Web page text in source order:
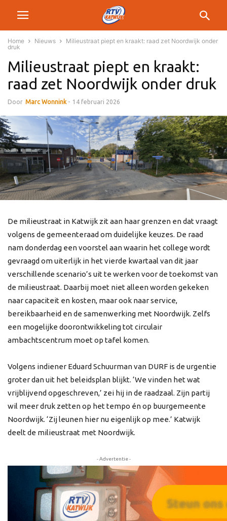
Home Nieuws
Milieustraat piept en kraakt: raad zet Noordwijk onder
druk
Milieustraat piept en kraakt:
raad zet Noordwijk onder druk
Door Marc Wonnink - 14 februari 2026
De milieustraat in Katwijk zit aan haar grenzen en dat vraagt
volgens de gemeenteraad om duidelijke keuzes. De raad
nam donderdag een voorstel aan waarin het college wordt
gevraagd om uiterlijk in het vierde kwartaal van dit jaar
verschillende scenario’s uit te werken voor de toekomst van
de milieustraat. Daarbij moet niet alleen worden gekeken
naar capaciteit en kosten, maar ook naar service,
bereikbaarheid en de samenwerking met Noordwijk. Zelfs
een mogelijke doorontwikkeling tot circulair
ambachtscentrum moet op tafel komen.
Volgens indiener Eduard Schuurman van DURF is de urgentie
groter dan uit het beleidsplan blijkt. ‘We vinden het wat
vrijblijvend opgeschreven,’ zei hij in de raadzaal. Zijn partij
wil meer druk zetten op het tempo én op buurgemeente
Noordwijk. ‘Zij leunen hier nu eigenlijk op mee.’ Katwijk
deelt de milieustraat met Noordwijk.
- Advertentie -